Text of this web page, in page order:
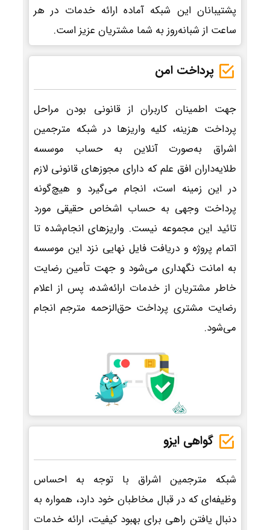
پشتیبانان این شبکه آماده ارائه خدمات در هر
ساعت از شبانه‌روز به شما مشتریان عزیز است.
پرداخت امن
جهت اطمینان کاربران از قانونی بودن مراحل
پرداخت هزینه، کلیه واریزها در شبکه مترجمین
اشراق به‌صورت آنلاین به حساب موسسه
طلایه‌داران افق علم که دارای مجوزهای قانونی لازم
در این زمینه است، انجام می‌گیرد و هیچ‌گونه
پرداخت وجهی به حساب اشخاص حقیقی مورد
تائید این مجموعه نیست. واریزهای انجام‌شده تا
اتمام پروژه و دریافت فایل نهایی نزد این موسسه
به امانت نگهداری می‌شود و جهت تأمین رضایت
خاطر مشتریان از خدمات ارائه‌شده، پس از اعلام
رضایت مشتری پرداخت حق‌الزحمه مترجم انجام
می‌شود.
گواهی ایزو
شبکه مترجمین اشراق با توجه به احساس
وظیفه‌ای که در قبال مخاطبان خود دارد، همواره به
دنبال یافتن راهی برای بهبود کیفیت، ارائه خدمات